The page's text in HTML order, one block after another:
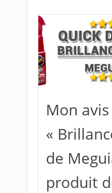
Mon
«
de
produit